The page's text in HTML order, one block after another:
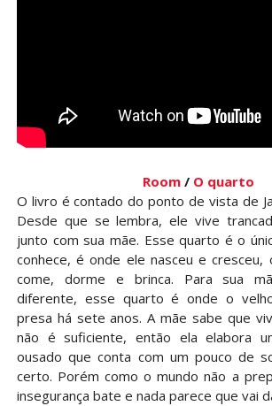
Room/ O quarto
O livro é contado do ponto de vista de
Desde que se lembra, ele vive
junto com sua mãe. Esse quarto é o
conhece, é onde ele nasceu e cresceu,
come, dorme e brinca. Para sua
diferente, esse quarto é onde o
presa há sete anos. A mãe sabe que
não é suficiente, então ela elabora
ousado que conta com um pouco de
certo. Porém como o mundo não a
insegurança bate e nada parece que vai